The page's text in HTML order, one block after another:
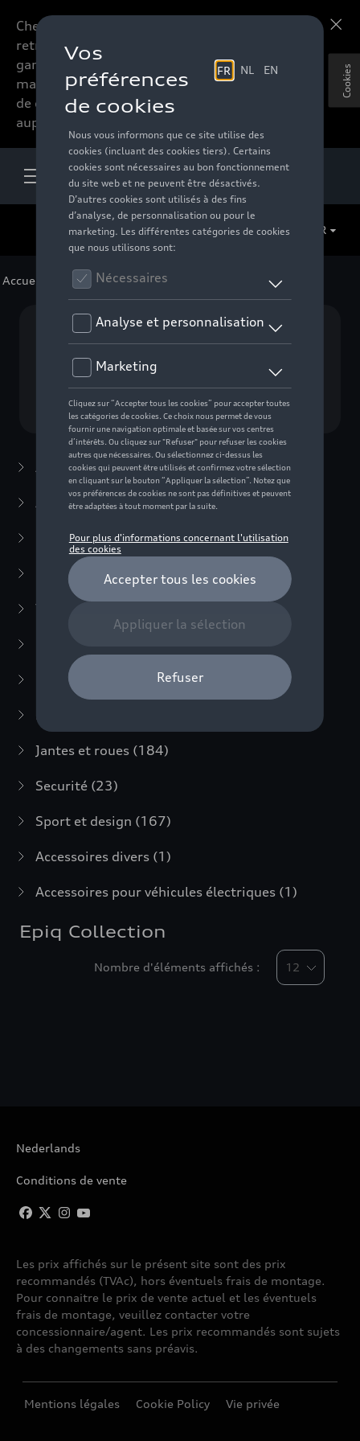
Chers accessoires-lovers,
retrouvez dorénavant toute la
gamme d’accessoires de votre
marque préférée sous forme
de catalogue à commander
auprès de votre distributeur.
FR
Accueil Pour votre Audi > > Epiq Collection
Aucun modèle sélectionné (Tout afficher)
Choisissez un modèle
Accessoires d'été(7)
Accessoires d'hiver(20)
Packs(38)
E-mobilité (6)
Transport
Multimédia
Jantes et roues (184)
Securité (23)
Sport et design (167)
Accessoires divers (1)
Accessoires pour véhicules électriques (1)
Epiq Collection
Nombre d'éléments affichés :
Nederlands
Conditions de vente
Les prix affichés sur le présent site sont des prix
recommandés (TVAc), hors éventuels frais de montage.
Pour connaitre le prix de vente actuel et les éventuels
frais de montage, veuillez contacter votre
concessionnaire/agent. Les prix recommandés sont sujets
à des changements sans préavis.
Mentions légales Cookie Policy Vie privée
Cookies